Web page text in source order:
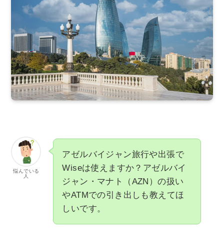
悩んでいる
人
アゼルバイジャン旅行や出張で
Wiseは使えますか？アゼルバイ
ジャン・マナト（AZN）の扱い
やATMでの引き出しも教えてほ
しいです。